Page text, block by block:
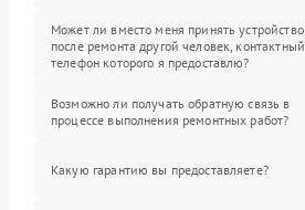
Может ли вместо меня принять устройство
после ремонта другой человек, контактный
телефон которого я предоставлю?
Возможно ли получать обратную связь в
процессе выполнения ремонтных работ?
Какую гарантию вы предоставляете?